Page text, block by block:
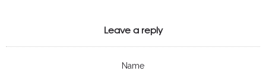
Leave a reply
Name